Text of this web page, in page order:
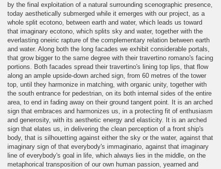
by the final exploitation of a natural surrounding scenographic presence,
today aesthetically submerged while it emerges with our project, as a
whole split ecotono, between earth and water, which leads us toward
that imaginary ecotono, which splits sky and water, together with the
everlasting oneiric rapture of the complementary relation between earth
and water. Along both the long facades we exhibit considerable portals,
that grow bigger to the same degree with their travertino romano's facing
portions. Both facades spread their travertino's lining top lips, that flow
along an ample upside-down arched sign, from 60 metres of the tower
top, until they harmonize in matching, with organic unity, together with
the south entrance for pedestrian, on its both internal sides of the entire
area, to end in fading away on their ground tangent point. It is an arched
sign that embraces and harmonizes us, in a protecting fit of enthusiasm
and generosity, with its aesthetic energy and elasticity. It is an arched
sign that elates us, in delivering the clean perception of a front ship's
body, that is silhouetting against either the sky or the water, against that
imaginary sign of that everybody's immaginario, against that imaginary
line of everybody's goal in life, which always lies in the middle, on the
metaphorical transposition of our own human passion, yearned and